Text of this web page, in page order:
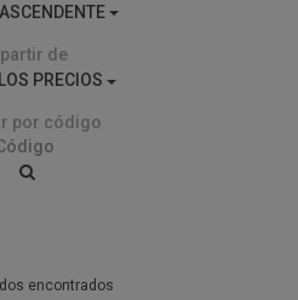
partir de
PRECIOS
por código
encontrados